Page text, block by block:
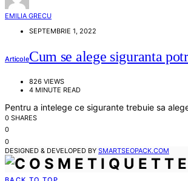
EMILIA GRECU
SEPTEMBRIE 1, 2022
ArticoleCum se alege siguranta
826 VIEWS
4 MINUTE READ
Pentru a intelege ce sigurante trebuie sa
0 SHARES
0
0
DESIGNED & DEVELOPED BY SMARTSEOPACK.COM